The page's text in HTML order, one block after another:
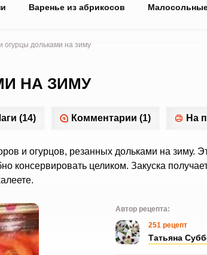
Варенье из абрикосов
огурцы дольками на зиму
НА ЗИМУ
(14) Комментарии (1) На
и огурцов, резанных дольками на зиму.
консервировать целиком. Закуска
Автор рецепта:
251 рецепт
Татьяна